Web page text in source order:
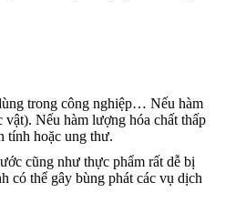
trong công nghiệp… Nếu hàm
Nếu hàm lượng hóa chất thấp
tính hoặc ung thư.
cũng như thực phẩm rất dễ bị
có thể gây bùng phát các vụ dịch